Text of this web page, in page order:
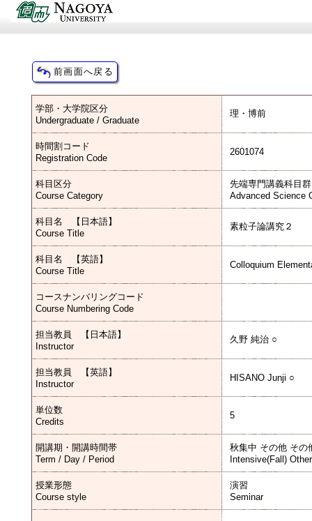
学部・大学院区分
Undergraduate / Graduate
理・博前
時間割コード
Registration Code
2601074
科目区分
Course Category
先端専門講義科目
Advanced Science
科目名 【日本語】
Course Title
素粒子論講究２
科目名 【英語】
Course Title
Colloquium
コースナンバリングコード
Course Numbering Code
担当教員 【日本語】
Instructor
久野 純治 ○
担当教員 【英語】
Instructor
HISANO Junji ○
単位数
Credits
5
開講期・開講時間帯
Term / Day / Period
秋集中 その他 その
Intensive(Fall)
授業形態
Course style
演習
Seminar